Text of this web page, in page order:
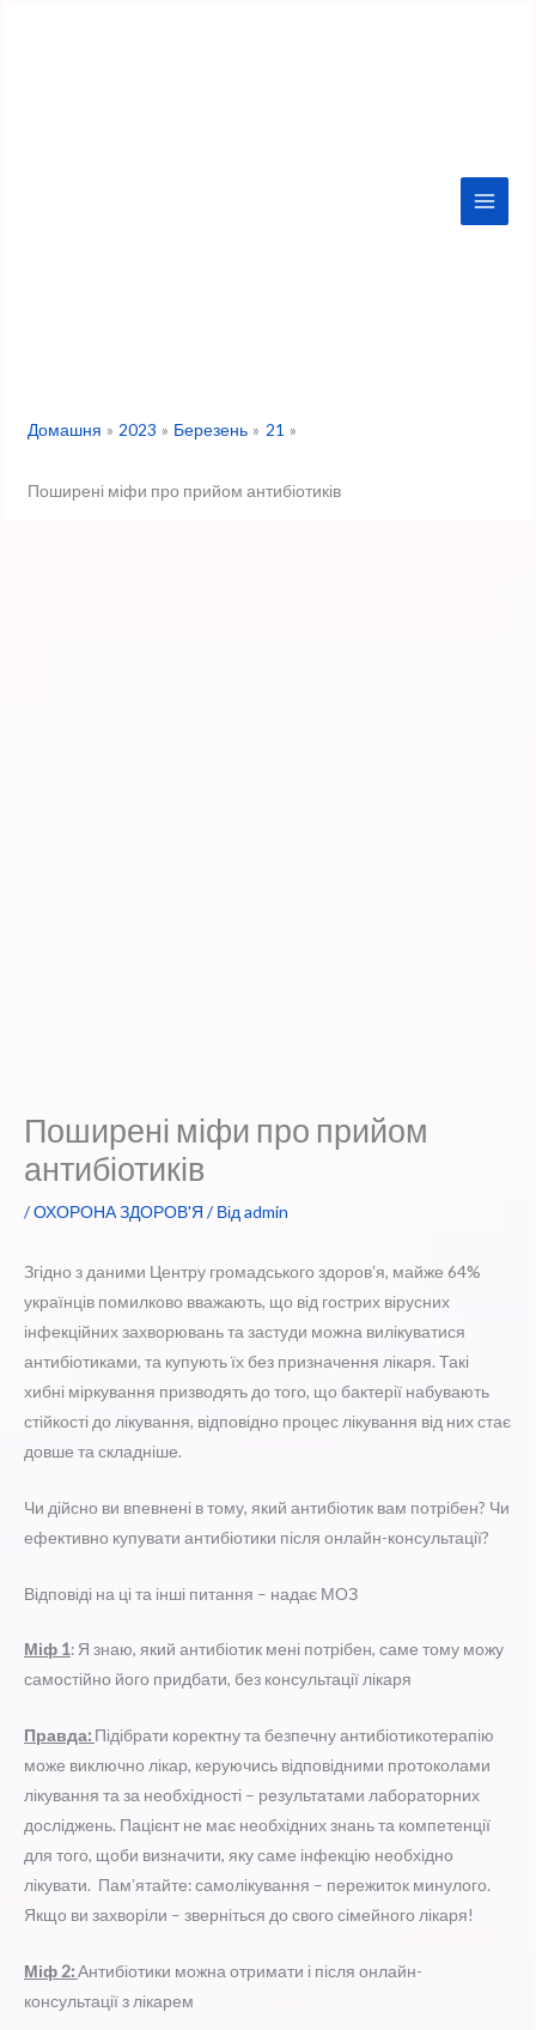
Домашня 2023 Березень 21
Поширені міфи про прийом антибіотиків
Поширені міфи про прийом
антибіотиків
/ОХОРОНА ЗДОРОВ'Я / Відadmin
Згідно з даними Центру громадського здоровʼя, майже 64%
українців помилково вважають, що від гострих вірусних
інфекційних захворювань та застуди можна вилікуватися
антибіотиками, та купують їх без призначення лікаря. Такі
хибні міркування призводять до того, що бактерії набувають
стійкості до лікування, відповідно процес лікування від них стає
довше та складніше.
Чи дійсно ви впевнені в тому, який антибіотик вам потрібен? Чи
ефективно купувати антибіотики після онлайн-консультації?
Відповіді на ці та інші питання – надає МОЗ
Міф 1: Я знаю, який антибіотик мені потрібен, саме тому можу
самостійно його придбати, без консультації лікаря
Правда: Підібрати коректну та безпечну антибіотикотерапію
може виключно лікар, керуючись відповідними протоколами
лікування та за необхідності – результатами лабораторних
досліджень. Пацієнт не має необхідних знань та компетенції
для того, щоби визначити, яку саме інфекцію необхідно
лікувати. Памʼятайте: самолікування – пережиток минулого.
Якщо ви захворіли – зверніться до свого сімейного лікаря!
Міф 2:Антибіотики можна отримати і після онлайн-
консультації з лікарем